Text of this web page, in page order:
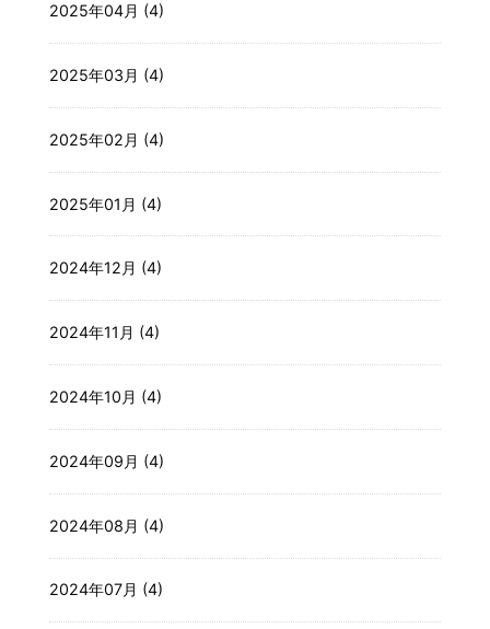
2025年04月 (4)
2025年03月 (4)
2025年02月 (4)
2025年01月 (4)
2024年12月 (4)
2024年11月 (4)
2024年10月 (4)
2024年09月 (4)
2024年08月 (4)
2024年07月 (4)